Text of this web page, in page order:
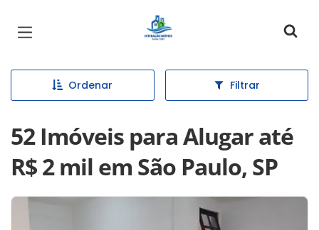
Página inicial
Ordenar Filtrar
52 Imóveis para Alugar até
R$ 2 mil em São Paulo, SP